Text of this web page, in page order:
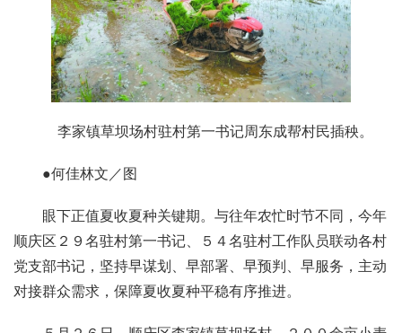
李家镇草坝场村驻村第一书记周东成帮村民插秧。
●何佳林文／图
眼下正值夏收夏种关键期。与往年农忙时节不同，今年
顺庆区２９名驻村第一书记、５４名驻村工作队员联动各村
党支部书记，坚持早谋划、早部署、早预判、早服务，主动
对接群众需求，保障夏收夏种平稳有序推进。